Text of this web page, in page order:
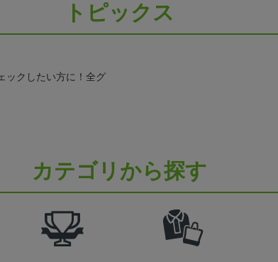
トピックス
ックしたい方に！全グ
カテゴリから探す